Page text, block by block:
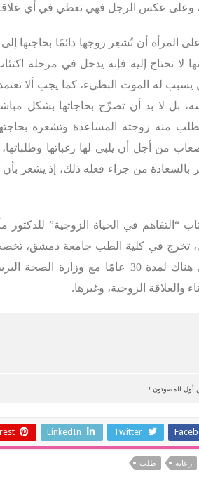
وعلى عكس الرجل فهي تعطي في أي
المرأة أن تُشعِر زوجها دائمًا بحاجتها
لا تحتاج إليه فإنه يدخل في مرحلة
يسبب له الموت البطيء، كما يجب ألا
بل لا بد أن تصرِّح بحاجاتها بشكل
منه زوجته المساعدة وتشعره
من أجل أن يلبي لها رغباتها
بالسعادة من جراء فعله ذلك، إذ يشعر
“التفاهم في الحياة الزوجية”
تخرج في كلية الطب جامعة دمشق،
والعلاقة الزوجية، وغيرها.
أول المصوتون !
Twitter
LinkedIn
رعاية طلب